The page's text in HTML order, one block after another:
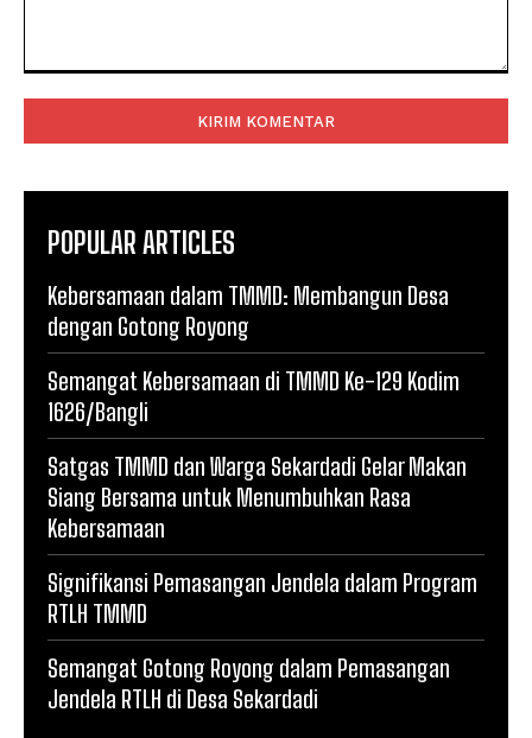
POPULAR ARTICLES
Kebersamaan dalam TMMD: Membangun Desa
dengan Gotong Royong
Semangat Kebersamaan di TMMD Ke-129 Kodim
1626/Bangli
Satgas TMMD dan Warga Sekardadi Gelar Makan
Siang Bersama untuk Menumbuhkan Rasa
Kebersamaan
Signifikansi Pemasangan Jendela dalam Program
RTLH TMMD
Semangat Gotong Royong dalam Pemasangan
Jendela RTLH di Desa Sekardadi